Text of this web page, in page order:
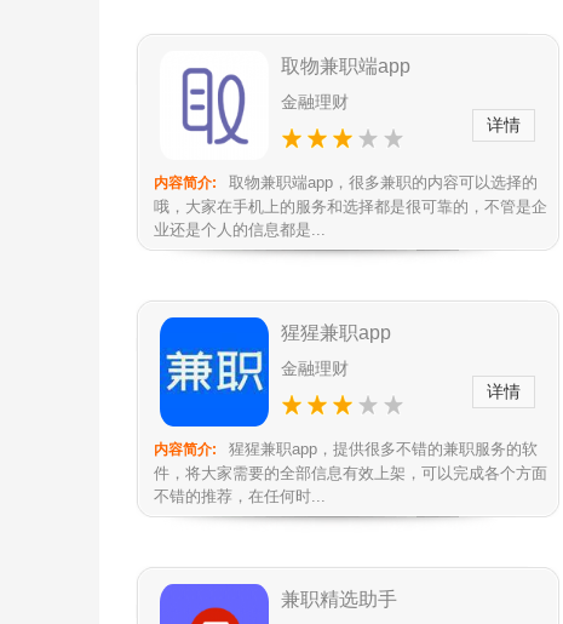
取物兼职端app
金融理财
详情
内容简介:
取物兼职端app，很多兼职的内容可以选择的
哦，大家在手机上的服务和选择都是很可靠的，不管是企
业还是个人的信息都是...
猩猩兼职app
金融理财
详情
内容简介:
猩猩兼职app，提供很多不错的兼职服务的软
件，将大家需要的全部信息有效上架，可以完成各个方面
不错的推荐，在任何时...
兼职精选助手